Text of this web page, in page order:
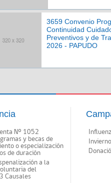
3659 Convenio
Continuidad
Preventivos y de
2026 - PAPUDO
Nº 1052
y becas de
o especialización
de duración
a la
del
Causales